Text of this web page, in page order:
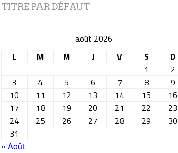
TITRE PAR DÉFAUT
août 2026
L
M M J V S
D
1
2
3
4 5 6 7 8
9
10
11 12 13 14 15
16
17
18 19 20 21 22
23
24
25 26 27 28 29
30
31
« Août